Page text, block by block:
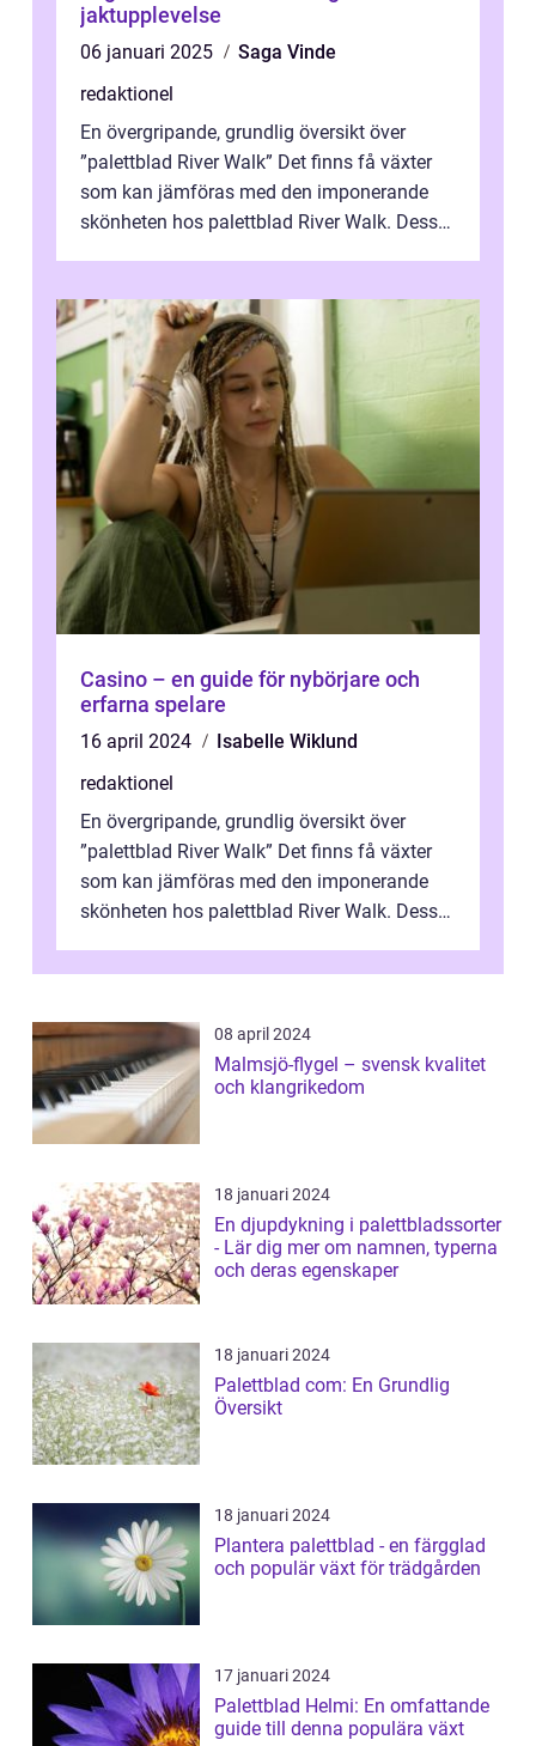
jaktupplevelse
06 januari 2025
Saga Vinde
redaktionel
En övergripande, grundlig översikt över
”palettblad River Walk” Det finns få växter
som kan jämföras med den imponerande
skönheten hos palettblad River Walk. Dess
Casino – en guide för nybörjare och
erfarna spelare
16 april 2024
Isabelle Wiklund
redaktionel
En övergripande, grundlig översikt över
”palettblad River Walk” Det finns få växter
som kan jämföras med den imponerande
skönheten hos palettblad River Walk. Dess
08 april 2024
Malmsjö-flygel – svensk kvalitet
och klangrikedom
18 januari 2024
En djupdykning i palettbladssorter
- Lär dig mer om namnen, typerna
och deras egenskaper
18 januari 2024
Palettblad com: En Grundlig
Översikt
18 januari 2024
Plantera palettblad - en färgglad
och populär växt för trädgården
17 januari 2024
Palettblad Helmi: En omfattande
guide till denna populära växt